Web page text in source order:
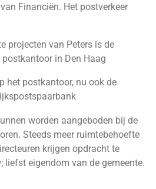
Financiën. Het postverkeer
van Peters is de
in Den Haag
postkantoor, nu ook de
worden aangeboden bij de
Steeds meer ruimtebehoefte
krijgen opdracht te
liefst eigendom van de gemeente.